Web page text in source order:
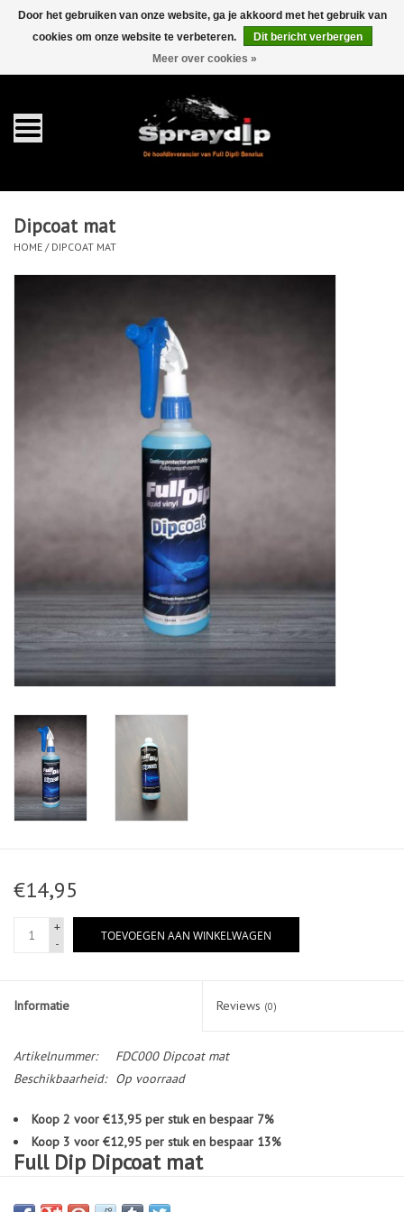
0 Artikelen - €0,00
Gallons
Sprays
Sets
Dipcoat mat
HOME / DIPCOAT MAT
€14,95
+
-
TOEVOEGEN AAN WINKELWAGEN
Informatie Reviews (0)
Artikelnummer:
FDC000 Dipcoat mat
Beschikbaarheid:
Op voorraad
Koop 2 voor €13,95 per stuk en bespaar 7%
Koop 3 voor €12,95 per stuk en bespaar 13%
Full Dip Dipcoat mat
Door het gebruiken van onze website, ga je akkoord met het gebruik van
cookies om onze website te verbeteren.
Dit bericht verbergen
Meer over cookies »